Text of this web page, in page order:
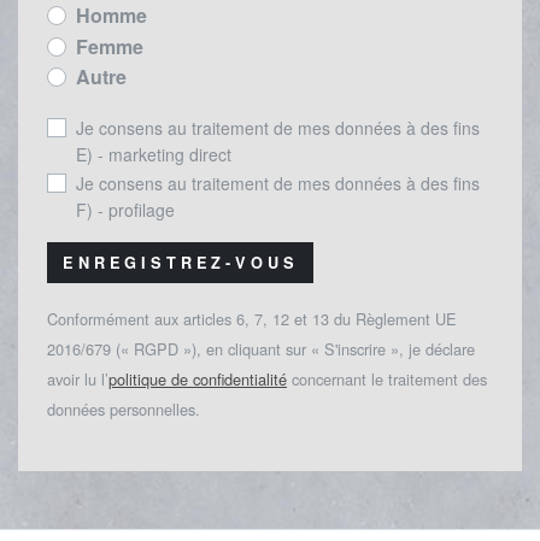
Homme
Femme
Autre
Je consens au traitement de mes données à des fins
E) - marketing direct
Je consens au traitement de mes données à des fins
F) - profilage
ENREGISTREZ-VOUS
Conformément aux articles 6, 7, 12 et 13 du Règlement UE
2016/679 (« RGPD »), en cliquant sur « S'inscrire », je déclare
avoir lu l’politique de confidentialité concernant le traitement des
données personnelles.